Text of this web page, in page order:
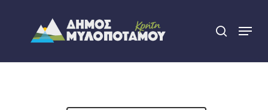
content
search
Menu
Close